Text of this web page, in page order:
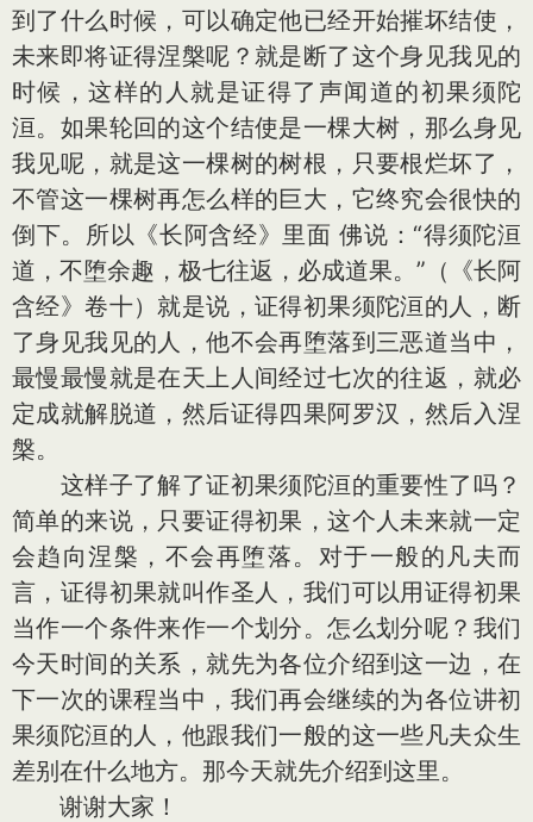
到了什么时候，可以确定他已经开始摧坏结使，
未来即将证得涅槃呢？就是断了这个身见我见的
时候，这样的人就是证得了声闻道的初果须陀
洹。如果轮回的这个结使是一棵大树，那么身见
我见呢，就是这一棵树的树根，只要根烂坏了，
不管这一棵树再怎么样的巨大，它终究会很快的
倒下。所以《长阿含经》里面 佛说：“得须陀洹
道，不堕余趣，极七往返，必成道果。”（《长阿
含经》卷十）就是说，证得初果须陀洹的人，断
了身见我见的人，他不会再堕落到三恶道当中，
最慢最慢就是在天上人间经过七次的往返，就必
定成就解脱道，然后证得四果阿罗汉，然后入涅
槃。
这样子了解了证初果须陀洹的重要性了吗？
简单的来说，只要证得初果，这个人未来就一定
会趋向涅槃，不会再堕落。对于一般的凡夫而
言，证得初果就叫作圣人，我们可以用证得初果
当作一个条件来作一个划分。怎么划分呢？我们
今天时间的关系，就先为各位介绍到这一边，在
下一次的课程当中，我们再会继续的为各位讲初
果须陀洹的人，他跟我们一般的这一些凡夫众生
差别在什么地方。那今天就先介绍到这里。
谢谢大家！